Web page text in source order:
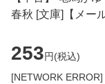
春秋 [文庫]【メー
253円(税込)
[NETWORK